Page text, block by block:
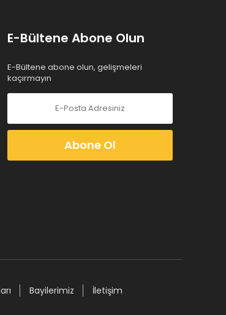
E-Bültene Abone Olun
E-Bültene abone olun, gelişmeleri
kaçırmayın
Abone Ol
Bayilerimiz İletişim